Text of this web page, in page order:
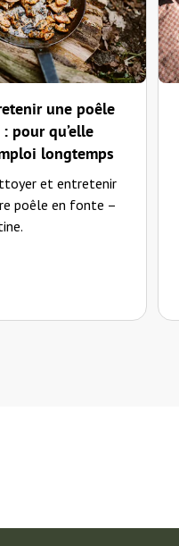
une poêle
pour qu’elle
longtemps
et entretenir
poêle en fonte –